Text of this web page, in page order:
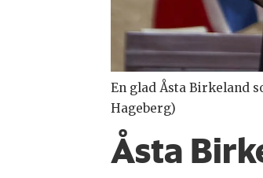
En glad Åsta Birkeland
Hageberg)
Åsta